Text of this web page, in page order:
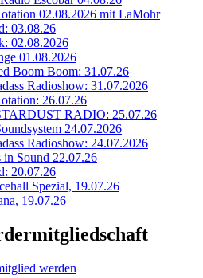
02.08.2026 mit LaMohr
03.08.26
02.08.2026
01.08.2026
Boom Boom: 31.07.26
Radioshow: 31.07.2026
26.07.26
RADIO: 25.07.26
24.07.2026
Radioshow: 24.07.2026
in Sound 22.07.26
20.07.26
Spezial, 19.07.26
19.07.26